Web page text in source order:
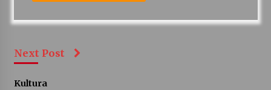
Next Post
Kultura